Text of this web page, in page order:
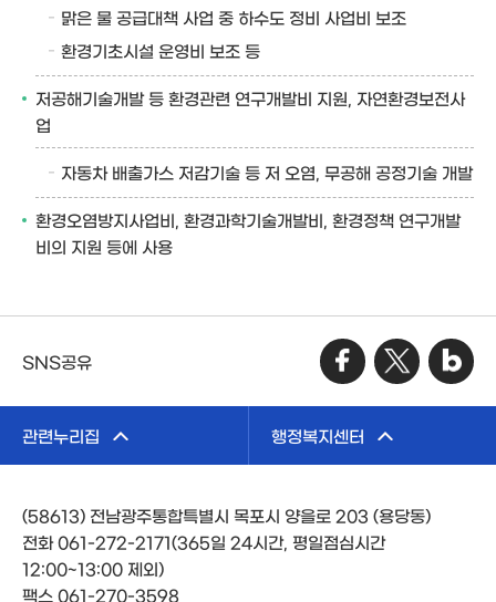
맑은 물 공급대책 사업 중 하수도 정비 사업비 보조
환경기초시설 운영비 보조 등
저공해기술개발 등 환경관련 연구개발비 지원, 자연환경보전사
업
자동차 배출가스 저감기술 등 저 오염, 무공해 공정기술 개발
환경오염방지사업비, 환경과학기술개발비, 환경정책 연구개발
비의 지원 등에 사용
SNS공유
관련누리집 행정복지센터
(58613) 전남광주통합특별시 목포시 양을로 203 (용당동)
전화 061-272-2171(365일 24시간, 평일점심시간
12:00~13:00 제외)
팩스 061-270-3598